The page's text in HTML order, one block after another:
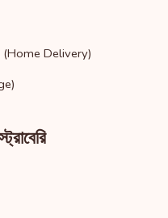
Delivery)